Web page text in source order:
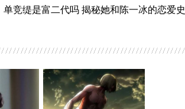
单竞缇是富二代吗 揭秘她和陈一冰的恋爱史